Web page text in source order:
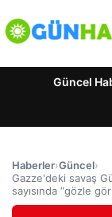
Güncel
Haberler›Güncel›
Gazze'deki savaş
sayısında “gözle